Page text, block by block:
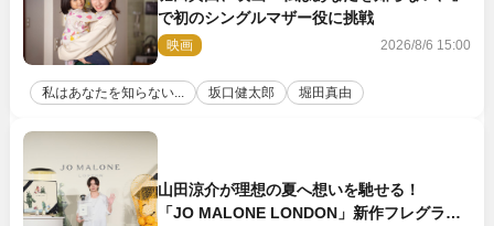
で初のシングルマザー役に挑戦
映画 2026/8/6 15:00
私はあなたを知らない... 坂口健太郎 堀田真由
山田涼介が理想の夏へ想いを馳せる！
「JO MALONE LONDON」新作フレグラン